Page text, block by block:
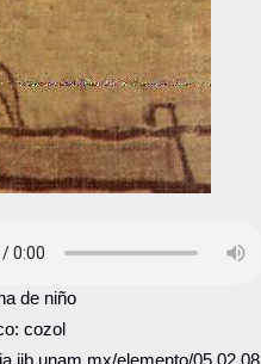
de niño
cozol
elemento/05.02.08